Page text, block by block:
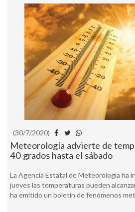
(30/7/2020)
Meteorología advierte de
40 grados hasta el sábado
La Agencia Estatal de Meteorología ha
jueves las temperaturas pueden
ha emitido un boletín de fenómenos